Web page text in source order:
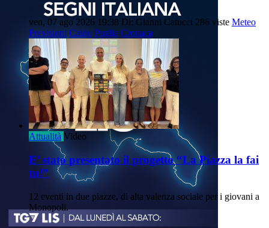
ven, 07 ago 2026 19:38 Di: Gianni Catucci 286 viste Meteo
Previsioni Caldo Puglia Cronaca
Attualità Video
E’ stato presentato il progetto “La Piazza la fai
tu!”
12 eventi in due piazze, di alta valenza sociale per i giovani a
Monopoli.